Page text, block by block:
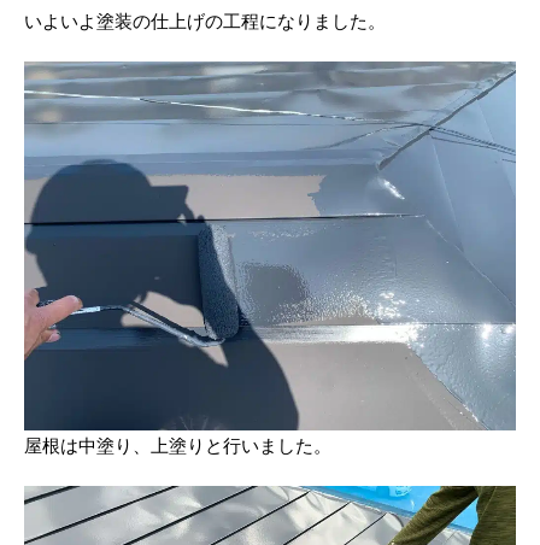
いよいよ塗装の仕上げの工程になりました。
屋根は中塗り、上塗りと行いました。